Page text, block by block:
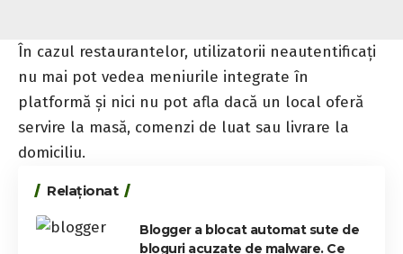
În cazul restaurantelor, utilizatorii neautentificați
nu mai pot vedea meniurile integrate în
platformă și nici nu pot afla dacă un local oferă
servire la masă, comenzi de luat sau livrare la
domiciliu.
Relaționat
Blogger a blocat automat sute de
bloguri acuzate de malware. Ce